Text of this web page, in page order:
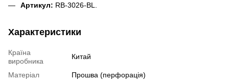
Артикул: RB-3026-BL.
Характеристики
Країна
виробника
Китай
Матеріал Прошва (перфорація)